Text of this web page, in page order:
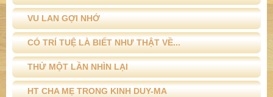
VU LAN GỢI NHỚ
CÓ TRÍ TUỆ LÀ BIẾT NHƯ THẬT VỀ...
THỬ MỘT LẦN NHÌN LẠI
HT CHA MẸ TRONG KINH DUY-MA